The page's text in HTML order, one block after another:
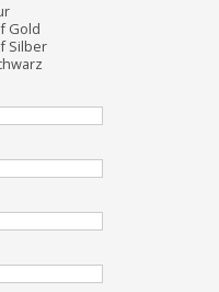
Gold
Silber